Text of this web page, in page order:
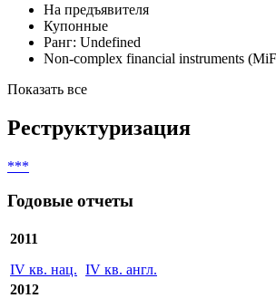
На предъявителя
Купонные
Ранг: Undefined
Non-complex financial instruments
Показать все
Реструктуризация
***
Годовые отчеты
2011
IV кв. нац. IV кв. англ.
2012